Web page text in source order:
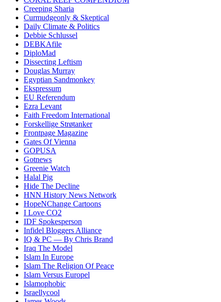
Creeping Sharia
Curmudgeonly & Skeptical
Daily Climate & Politics
Debbie Schlussel
DEBKAfile
DiploMad
Dissecting Leftism
Douglas Murray
Egyptian Sandmonkey
Ekspressum
EU Referendum
Ezra Levant
Faith Freedom International
Forskellige Strøtanker
Frontpage Magazine
Gates Of Vienna
GOPUSA
Gotnews
Greenie Watch
Halal Pig
Hide The Decline
HNN History News Network
HopeNChange Cartoons
I Love CO2
IDF Spokesperson
Infidel Bloggers Alliance
IQ & PC — By Chris Brand
Iraq The Model
Islam In Europe
Islam The Religion Of Peace
Islam Versus Europel
Islamophobic
Israellycool